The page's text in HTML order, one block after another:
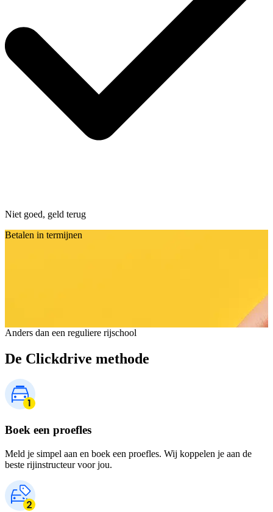
Niet goed, geld terug
Betalen in termijnen
Anders dan een reguliere rijschool
De Clickdrive methode
Boek een proefles
Meld je simpel aan en boek een proefles. Wij koppelen je aan de
beste rijinstructeur voor jou.